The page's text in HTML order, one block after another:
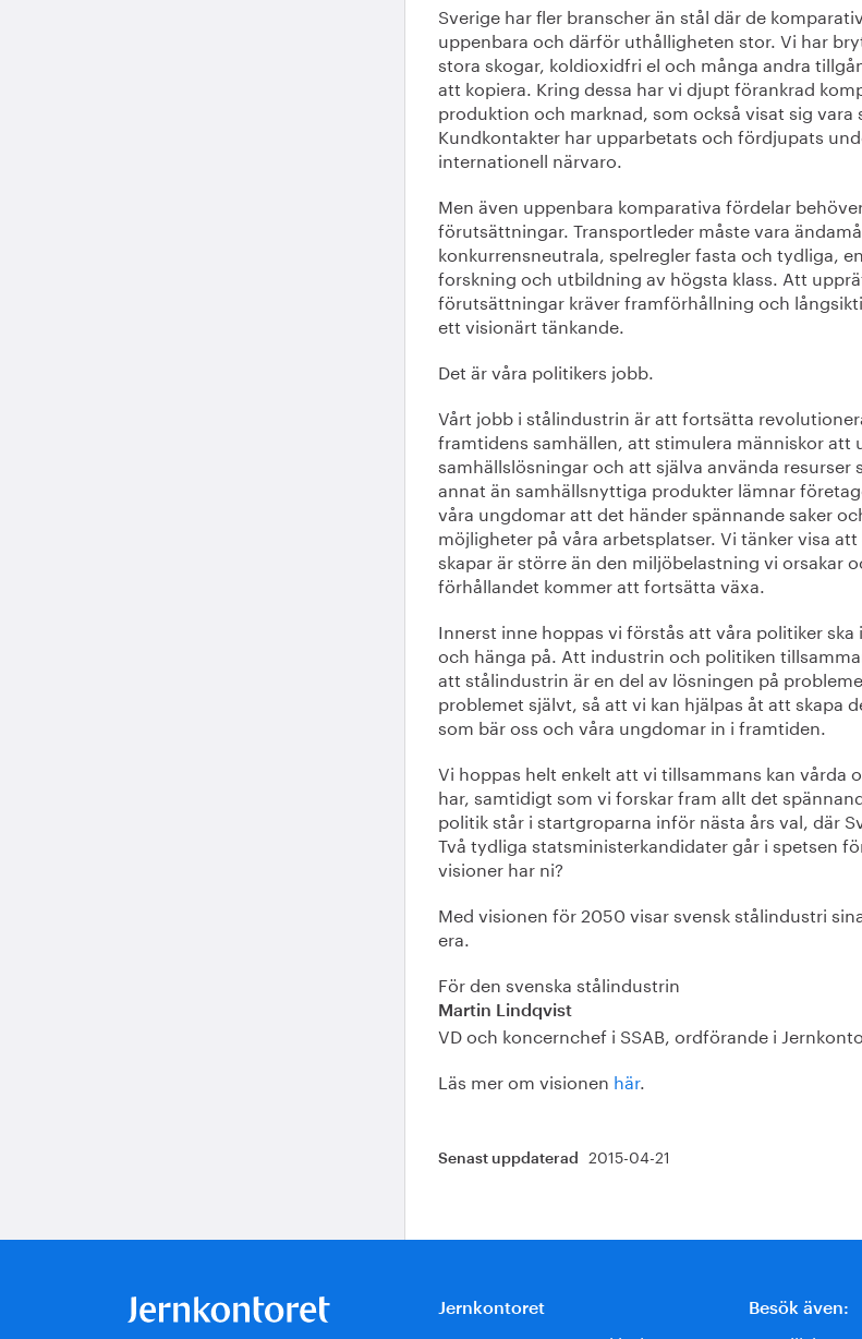
Sverige har fler branscher än stål där de
uppenbara och därför uthålligheten stor. Vi har
stora skogar, koldioxidfri el och många andra
att kopiera. Kring dessa har vi djupt förankrad
produktion och marknad, som också visat sig vara
Kundkontakter har upparbetats och fördjupats
internationell närvaro.
Men även uppenbara komparativa fördelar
förutsättningar. Transportleder måste vara
konkurrensneutrala, spelregler fasta och tydliga,
forskning och utbildning av högsta klass. Att
förutsättningar kräver framförhållning och
ett visionärt tänkande.
Det är våra politikers jobb.
Vårt jobb i stålindustrin är att fortsätta
framtidens samhällen, att stimulera människor att
samhällslösningar och att själva använda resurser
annat än samhällsnyttiga produkter lämnar
våra ungdomar att det händer spännande saker
möjligheter på våra arbetsplatser. Vi tänker visa
skapar är större än den miljöbelastning vi orsakar
förhållandet kommer att fortsätta växa.
Innerst inne hoppas vi förstås att våra politiker ska
och hänga på. Att industrin och politiken
att stålindustrin är en del av lösningen på
problemet självt, så att vi kan hjälpas åt att skapa
som bär oss och våra ungdomar in i framtiden.
Vi hoppas helt enkelt att vi tillsammans kan vårda
har, samtidigt som vi forskar fram allt det
politik står i startgroparna inför nästa års val, där
Två tydliga statsministerkandidater går i spetsen
visioner har ni?
Med visionen för 2050 visar svensk stålindustri
era.
För den svenska stålindustrin
Martin Lindqvist
VD och koncernchef i SSAB, ordförande i
Läs mer om visionen här.
Senast uppdaterad 2015-04-21
Jernkontoret Besök även: